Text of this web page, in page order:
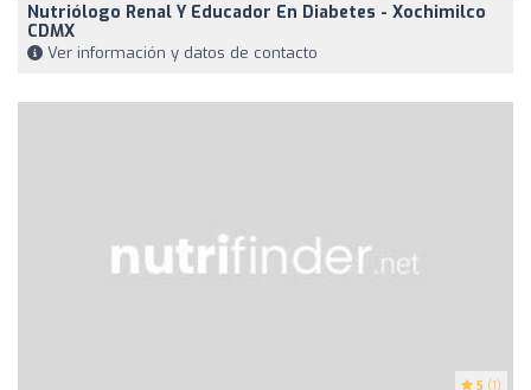
Nutriólogo Renal Y Educador En Diabetes - Xochimilco
CDMX
Ver información y datos de contacto
5 (1)